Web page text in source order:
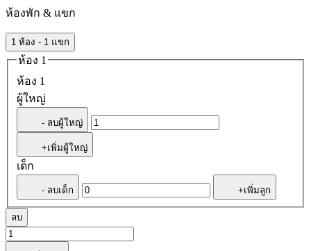
ห้องพัก & แขก
1 ห้อง - 1 แขก
ห้อง 1
ห้อง 1
ผู้ใหญ่
- ลบผู้ใหญ่
+เพิ่มผู้ใหญ่
เด็ก
- ลบเด็ก +เพิ่มลูก
ลบ